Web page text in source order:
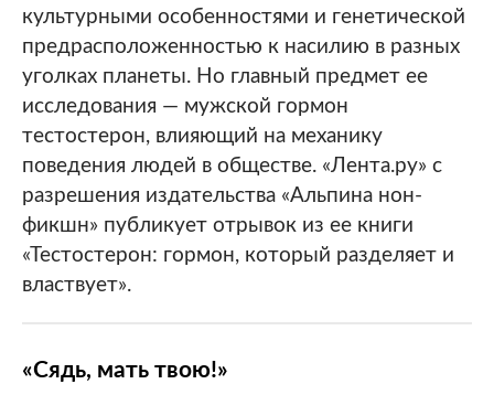
культурными особенностями и генетической
предрасположенностью к насилию в разных
уголках планеты. Но главный предмет ее
исследования — мужской гормон
тестостерон, влияющий на механику
поведения людей в обществе. «Лента.ру» с
разрешения издательства «Альпина нон-
фикшн» публикует отрывок из ее книги
«Тестостерон: гормон, который разделяет и
властвует».
«Сядь, мать твою!»